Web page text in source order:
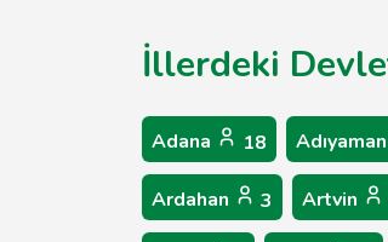
İllerdeki
Adana 18 Adıyaman
Ardahan 3 Artvin